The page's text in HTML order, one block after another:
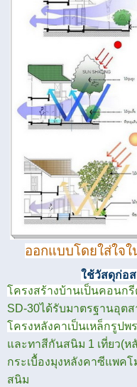
ออกแบบโดยใส่ใจใ
ใช้วัสดุก่อ
โครงสร้างบ้านเป็นคอนกรี
SD-30ได้รับมาตรฐานอุต
โครงหลังคาเป็นเหล็กรูปพ
และทาสีกันสนิม 1 เที่ยว(ห
กระเบื้องมุงหลังคาซีแพคโ
สนิม